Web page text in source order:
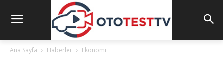
Ana Sayfa Haberler Ekonomi